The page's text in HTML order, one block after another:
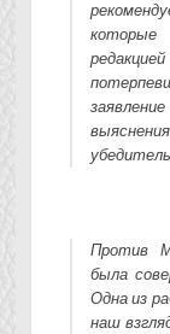
которые
Против
была
Одна из
наш